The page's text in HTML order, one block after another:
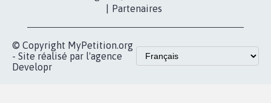
Partenaires
© Copyright MyPetition.org
- Site réalisé par l'agence
Developr